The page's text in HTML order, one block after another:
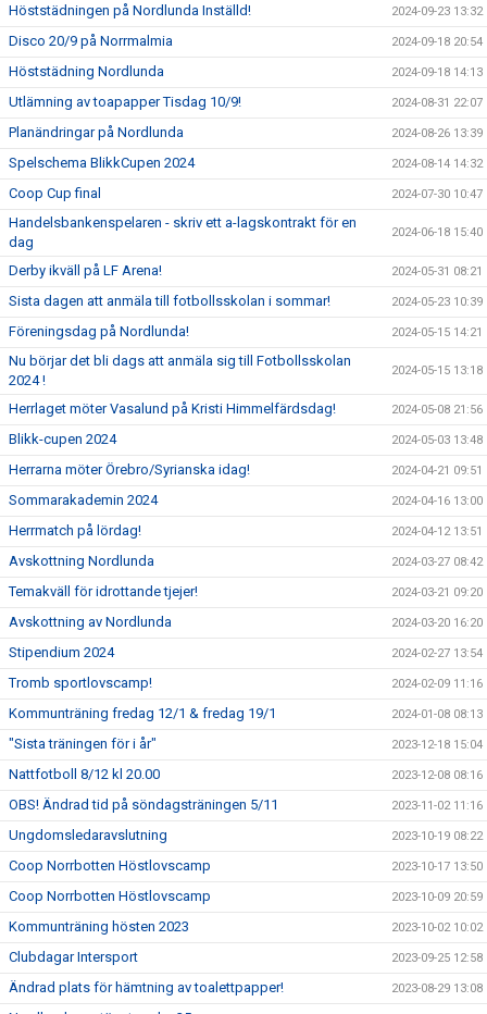
Höststädningen på Nordlunda Inställd! 2024-09-23 13:32
Disco 20/9 på Norrmalmia 2024-09-18 20:54
Höststädning Nordlunda 2024-09-18 14:13
Utlämning av toapapper Tisdag 10/9! 2024-08-31 22:07
Planändringar på Nordlunda 2024-08-26 13:39
Spelschema BlikkCupen 2024 2024-08-14 14:32
Coop Cup final 2024-07-30 10:47
Handelsbankenspelaren - skriv ett a-lagskontrakt för en
dag
2024-06-18 15:40
Derby ikväll på LF Arena! 2024-05-31 08:21
Sista dagen att anmäla till fotbollsskolan i sommar! 2024-05-23 10:39
Föreningsdag på Nordlunda! 2024-05-15 14:21
Nu börjar det bli dags att anmäla sig till Fotbollsskolan
2024 !
2024-05-15 13:18
Herrlaget möter Vasalund på Kristi Himmelfärdsdag! 2024-05-08 21:56
Blikk-cupen 2024 2024-05-03 13:48
Herrarna möter Örebro/Syrianska idag! 2024-04-21 09:51
Sommarakademin 2024 2024-04-16 13:00
Herrmatch på lördag! 2024-04-12 13:51
Avskottning Nordlunda 2024-03-27 08:42
Temakväll för idrottande tjejer! 2024-03-21 09:20
Avskottning av Nordlunda 2024-03-20 16:20
Stipendium 2024 2024-02-27 13:54
Tromb sportlovscamp! 2024-02-09 11:16
Kommunträning fredag 12/1 & fredag 19/1 2024-01-08 08:13
"Sista träningen för i år" 2023-12-18 15:04
Nattfotboll 8/12 kl 20.00 2023-12-08 08:16
OBS! Ändrad tid på söndagsträningen 5/11 2023-11-02 11:16
Ungdomsledaravslutning 2023-10-19 08:22
Coop Norrbotten Höstlovscamp 2023-10-17 13:50
Coop Norrbotten Höstlovscamp 2023-10-09 20:59
Kommunträning hösten 2023 2023-10-02 10:02
Clubdagar Intersport 2023-09-25 12:58
Ändrad plats för hämtning av toalettpapper! 2023-08-29 13:08